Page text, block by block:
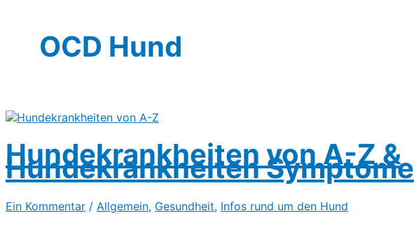
OCD Hund
Hundekrankheiten von A-Z &
Hundekrankheiten Symptome
Ein Kommentar / Allgemein, Gesundheit, Infos rund um den Hund